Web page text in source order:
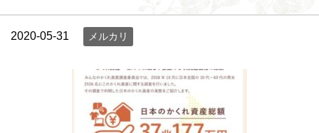
2020-05-31 メルカリ